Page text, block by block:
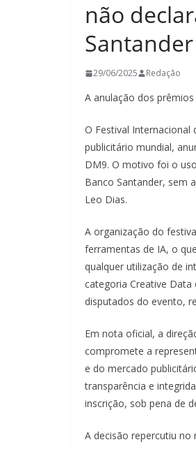
não
Santander
29/06/2025 Redação
A anulação dos
O Festival
publicitário mundial,
DM9. O motivo foi o
Banco Santander, sem
Leo Dias.
A organização do
ferramentas de IA, o
qualquer utilização de
categoria Creative
disputados do evento,
Em nota oficial, a
compromete a
e do mercado
transparência e
inscrição, sob pena de
A decisão repercutiu